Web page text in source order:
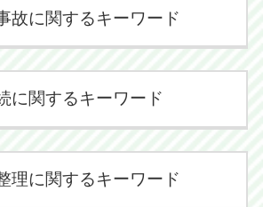
故に関するキーワード
交渉 弁護士
に関するキーワード
放棄
理に関するキーワード